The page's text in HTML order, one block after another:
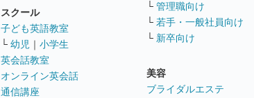
スクール
子ども英語教室
└ 幼児 ｜ 小学生
英会話教室
オンライン英会話
通信講座
└ 管理職向け
└ 若手・一般社員向け
└ 新卒向け
美容
ブライダルエステ